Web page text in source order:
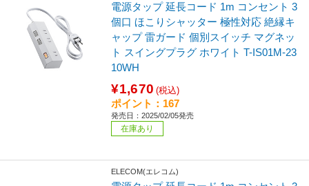
電源タップ 延長コード 1m コンセント 3
個口 ほこりシャッター 極性対応 絶縁キ
ャップ 雷ガード 個別スイッチ マグネッ
ト スイングプラグ ホワイト T-IS01M-23
10WH
¥1,670 (税込)
ポイント：167
発売日：2025/02/05発売
在庫あり
ELECOM(エレコム)